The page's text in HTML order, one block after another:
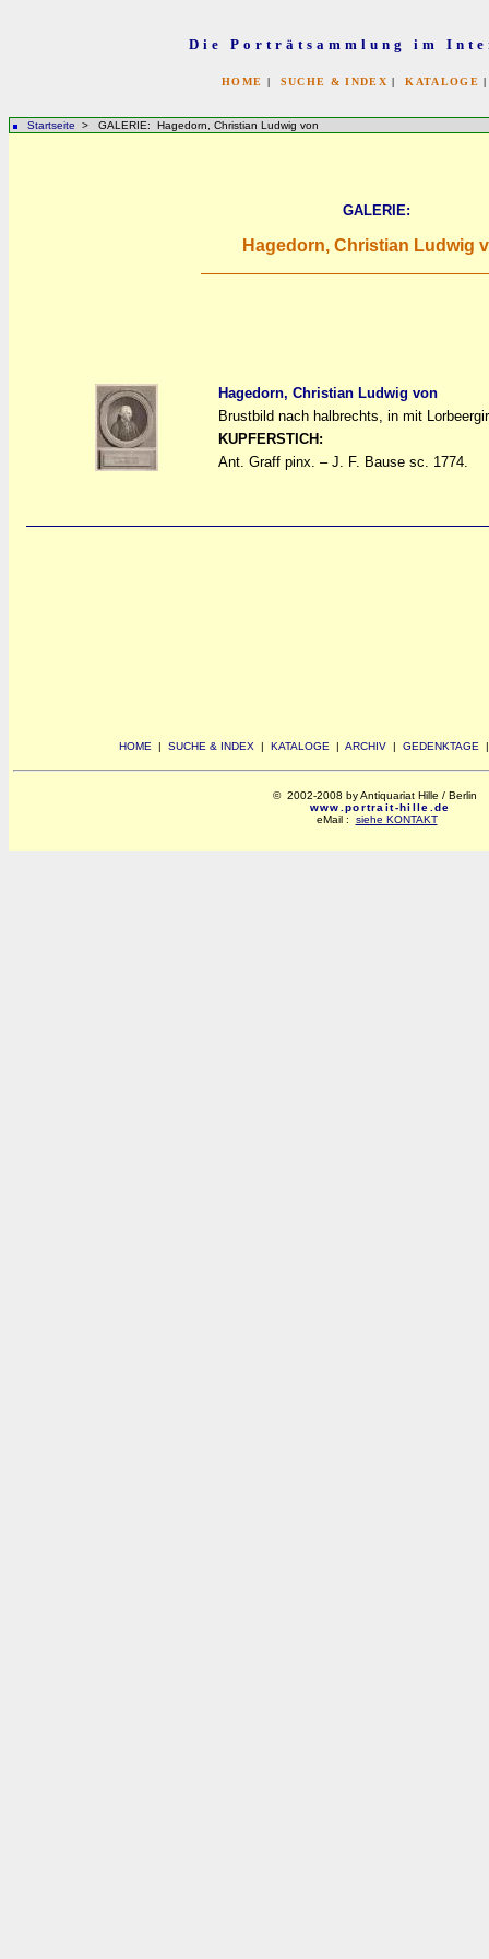
Die Porträtsammlung im
HOME | SUCHE & INDEX |KATALOGE
Startseite > GALERIE: Hagedorn, Christian Ludwig von
GALERIE:
Hagedorn, Christian Ludwig
Hagedorn, Christian Ludwig von
Brustbild nach halbrechts, in mit
KUPFERSTICH:
Ant. Graff pinx. – J. F. Bause sc. 1774.
HOME | SUCHE & INDEX | KATALOGE | ARCHIV | GEDENKTAGE
© 2002-2008 by Antiquariat Hille / Berlin
www.portrait-hille.de
eMail : siehe KONTAKT